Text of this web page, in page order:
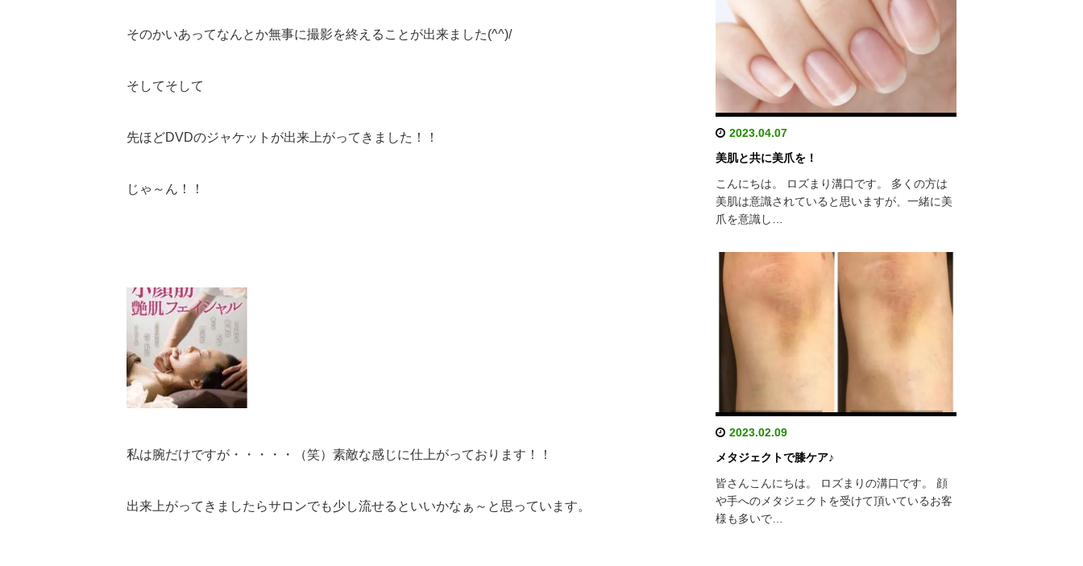
そのかいあってなんとか無事に撮影を終えることが出来ました(^^)/
そしてそして
先ほどDVDのジャケットが出来上がってきました！！
じゃ～ん！！
私は腕だけですが・・・・・（笑）素敵な感じに仕上がっております！！
出来上がってきましたらサロンでも少し流せるといいかなぁ～と思っています。
2023.04.07
美肌と共に美爪を！
こんにちは。 ロズまり溝口です。 多くの方は
美肌は意識されていると思いますが、一緒に美
爪を意識し…
2023.02.09
メタジェクトで膝ケア♪
皆さんこんにちは。 ロズまりの溝口です。 顔
や手へのメタジェクトを受けて頂いているお客
様も多いで…